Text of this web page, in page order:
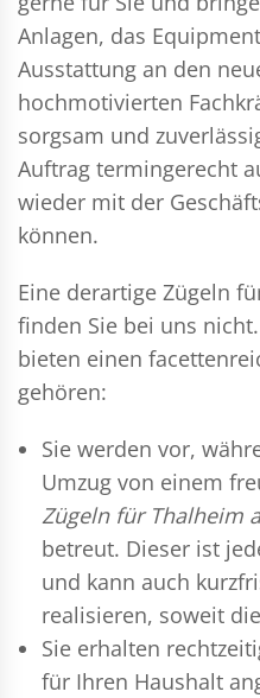
Anlagen, das
Ausstattung an den
hochmotivierten
sorgsam und
Auftrag termingerecht
wieder mit der
können.
Eine derartige Zügeln
finden Sie bei uns
bieten einen
gehören:
Sie werden vor,
Umzug von einem
Zügeln für Thalheim
betreut. Dieser ist
und kann auch
realisieren, soweit
Sie erhalten
für Ihren Haushalt